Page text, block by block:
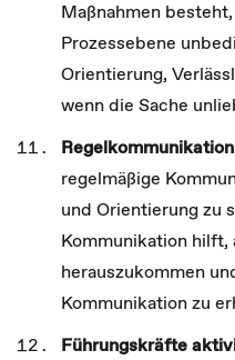
Maßnahmen
Prozessebene
Orientierung,
wenn die Sache
regelmäßige
und Orientierung zu
Kommunikation hilft,
herauszukommen
Kommunikation zu
Führungskräfte